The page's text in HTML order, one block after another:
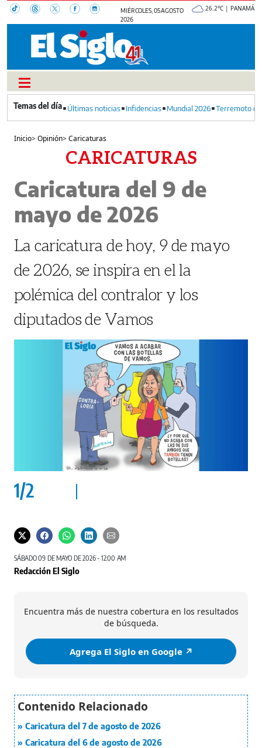
MIÉRCOLES, 05 AGOSTO
2026
26.2°C | PANAMÁ
Últimas noticias Infidencias Mundial 2026 Terremoto
Inicio>Opinión>Caricaturas
CARICATURAS
Caricatura del 9 de
mayo de 2026
La caricatura de hoy, 9 de mayo
de 2026, se inspira en el la
polémica del contralor y los
diputados de Vamos
1/2
SÁBADO 09 DE MAYO DE 2026 - 12:00 AM
Redacción El Siglo
Encuentra más de nuestra cobertura en los resultados
de búsqueda.
Agrega El Siglo en Google ↗️
Caricatura del 7 de agosto de 2026
Caricatura del 6 de agosto de 2026